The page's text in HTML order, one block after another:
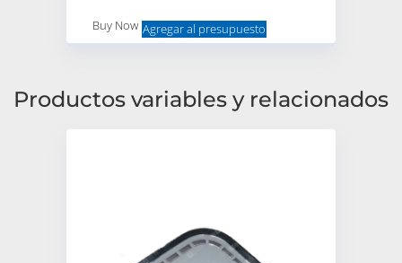
Buy Now Agregar al presupuesto
Productos variables y relacionados